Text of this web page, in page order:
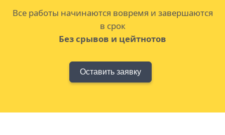
Все работы начинаются вовремя и завершаются
в срок
Без срывов и цейтнотов
Оставить заявку